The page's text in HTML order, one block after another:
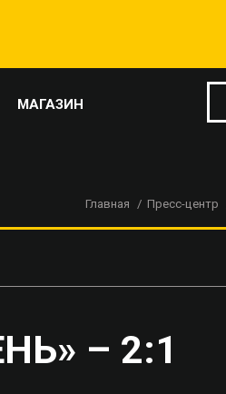
МАГАЗИН
Главная Пресс-центр
– 2:1